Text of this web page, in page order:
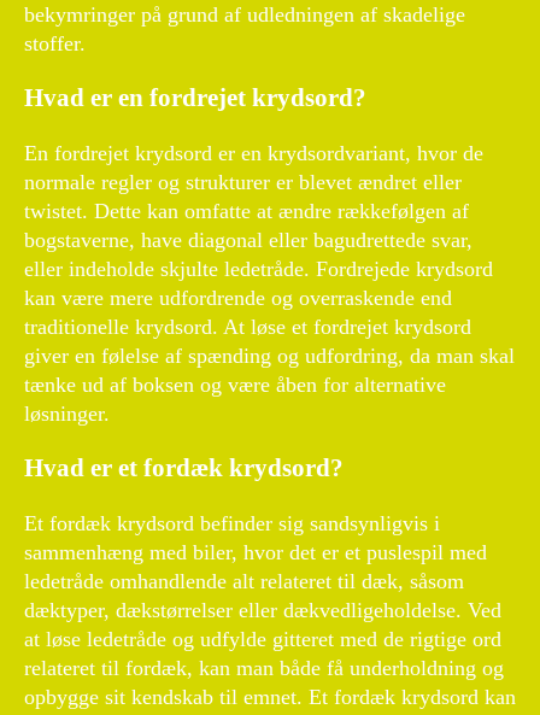
bekymringer på grund af udledningen af skadelige
stoffer.
Hvad er en fordrejet krydsord?
En fordrejet krydsord er en krydsordvariant, hvor de
normale regler og strukturer er blevet ændret eller
twistet. Dette kan omfatte at ændre rækkefølgen af
bogstaverne, have diagonal eller bagudrettede svar,
eller indeholde skjulte ledetråde. Fordrejede krydsord
kan være mere udfordrende og overraskende end
traditionelle krydsord. At løse et fordrejet krydsord
giver en følelse af spænding og udfordring, da man skal
tænke ud af boksen og være åben for alternative
løsninger.
Hvad er et fordæk krydsord?
Et fordæk krydsord befinder sig sandsynligvis i
sammenhæng med biler, hvor det er et puslespil med
ledetråde omhandlende alt relateret til dæk, såsom
dæktyper, dækstørrelser eller dækvedligeholdelse. Ved
at løse ledetråde og udfylde gitteret med de rigtige ord
relateret til fordæk, kan man både få underholdning og
opbygge sit kendskab til emnet. Et fordæk krydsord kan